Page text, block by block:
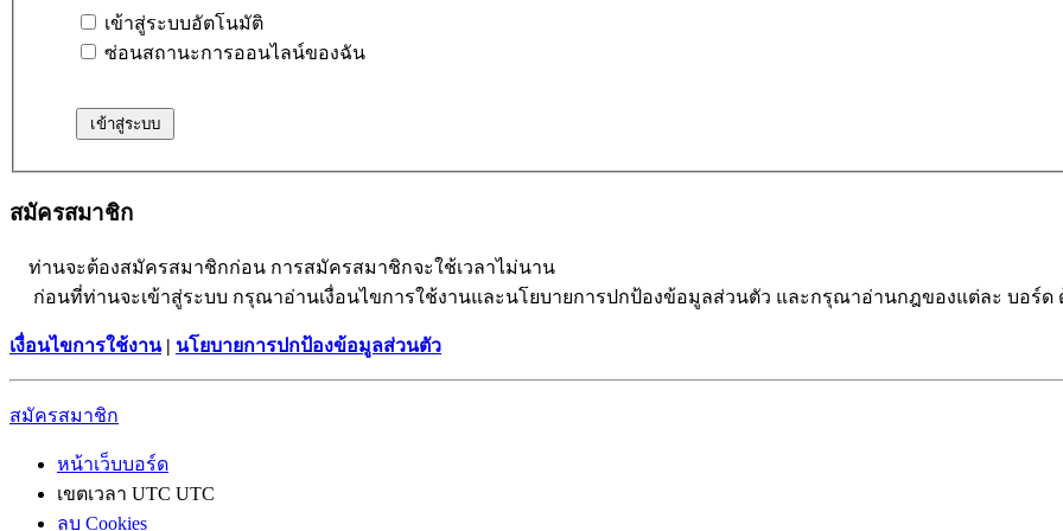
เข้าสู่ระบบอัตโนมัติ
ซ่อนสถานะการออนไลน์ของฉัน
สมัครสมาชิก
ท่านจะต้องสมัครสมาชิกก่อน การสมัครสมาชิกจะใช้เวลาไม่นาน
ก่อนที่ท่านจะเข้าสู่ระบบ กรุณาอ่านเงื่อนไขการใช้งานและนโยบายการปกป้องข้อมูลส่วนตัว และกรุณาอ่านกฎของแต่ละ บอร์ด
เงื่อนไขการใช้งาน| นโยบายการปกป้องข้อมูลส่วนตัว
สมัครสมาชิก
หน้าเว็บบอร์ด
เขตเวลา UTC UTC
ลบ Cookies